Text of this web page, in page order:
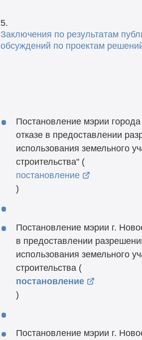
5.
Заключения по результатам
обсуждений по проектам
Постановление мэрии
отказе в предоставлении
использования земельного
строительства" (
постановление
)
Постановление мэрии г.
в предоставлении
использования земельного
строительства (
постановление
)
Постановление мэрии г.